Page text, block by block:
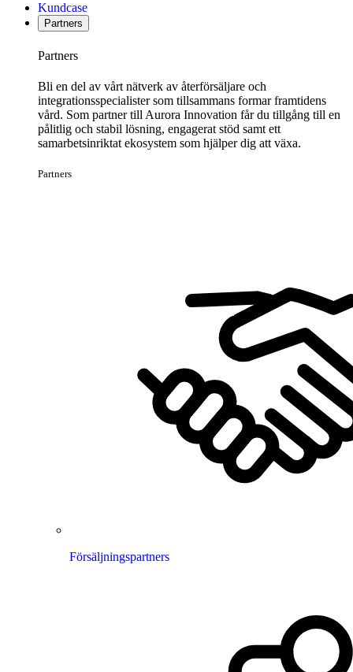
Kundcase
Partners
Partners
Bli en del av vårt nätverk av återförsäljare och
integrationsspecialister som tillsammans formar framtidens
vård. Som partner till Aurora Innovation får du tillgång till en
pålitlig och stabil lösning, engagerat stöd samt ett
samarbetsinriktat ekosystem som hjälper dig att växa.
Partners
Försäljningspartners